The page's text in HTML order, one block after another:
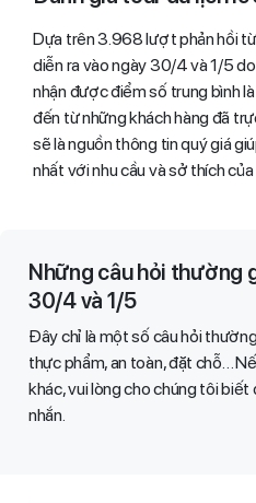
Dựa trên 3.968 lượt phản hồi
diễn ra vào ngày 30/4 và 1/5
nhận được điểm số trung bình
đến từ những khách hàng đã
sẽ là nguồn thông tin quý giá
nhất với nhu cầu và sở thích của
Những câu hỏi thường
30/4 và 1/5
Đây chỉ là một số câu hỏi
thực phẩm, an toàn, đặt chỗ…
khác, vui lòng cho chúng tôi biết
nhắn.​